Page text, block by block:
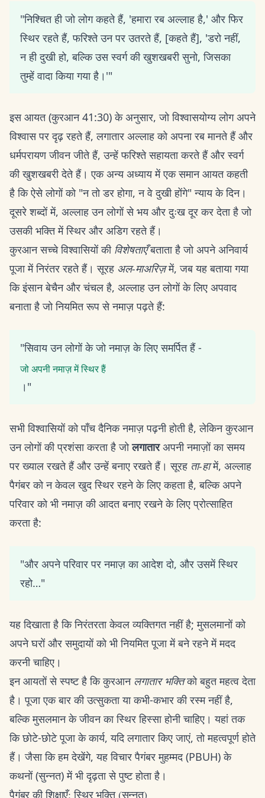
"निश्चित ही जो लोग कहते हैं, 'हमारा रब अल्लाह है,' और फिर
स्थिर रहते हैं, फरिश्ते उन पर उतरते हैं, [कहते हैं], 'डरो नहीं,
न ही दुखी हो, बल्कि उस स्वर्ग की खुशखबरी सुनो, जिसका
तुम्हें वादा किया गया है।'"
इस आयत (कुरआन 41:30) के अनुसार, जो विश्वासयोग्य लोग अपने
विश्वास पर दृढ़ रहते हैं, लगातार अल्लाह को अपना रब मानते हैं और
धर्मपरायण जीवन जीते हैं, उन्हें फरिश्ते सहायता करते हैं और स्वर्ग
की खुशखबरी देते हैं। एक अन्य अध्याय में एक समान आयत कहती
है कि ऐसे लोगों को "न तो डर होगा, न वे दुखी होंगे" न्याय के दिन।
दूसरे शब्दों में, अल्लाह उन लोगों से भय और दुःख दूर कर देता है जो
उसकी भक्ति में स्थिर और अडिग रहते हैं।
कुरआन सच्चे विश्वासियों की विशेषताएँबताता है जो अपने अनिवार्य
पूजा में निरंतर रहते हैं। सूरह अल-माअरिज़में, जब यह बताया गया
कि इंसान बेचैन और चंचल है, अल्लाह उन लोगों के लिए अपवाद
बनाता है जो नियमित रूप से नमाज़ पढ़ते हैं:
"सिवाय उन लोगों के जो नमाज़ के लिए समर्पित हैं -
जो अपनी नमाज़ में स्थिर हैं
।"
सभी विश्वासियों को पाँच दैनिक नमाज़ पढ़नी होती है, लेकिन कुरआन
उन लोगों की प्रशंसा करता है जोलगातारअपनी नमाज़ों का समय
पर ख्याल रखते हैं और उन्हें बनाए रखते हैं। सूरह ता-हामें, अल्लाह
पैगंबर को न केवल खुद स्थिर रहने के लिए कहता है, बल्कि अपने
परिवार को भी नमाज़ की आदत बनाए रखने के लिए प्रोत्साहित
करता है:
"और अपने परिवार पर नमाज़ का आदेश दो, और उसमें स्थिर
रहो…"
यह दिखाता है कि निरंतरता केवल व्यक्तिगत नहीं है; मुसलमानों को
अपने घरों और समुदायों को भी नियमित पूजा में बने रहने में मदद
करनी चाहिए।
इन आयतों से स्पष्ट है कि कुरआन लगातार भक्तिको बहुत महत्व देता
है। पूजा एक बार की उत्सुकता या कभी-कभार की रस्म नहीं है,
बल्कि मुसलमान के जीवन का स्थिर हिस्सा होनी चाहिए। यहां तक
कि छोटे-छोटे पूजा के कार्य, यदि लगातार किए जाएं, तो महत्वपूर्ण होते
हैं। जैसा कि हम देखेंगे, यह विचार पैगंबर मुहम्मद (PBUH) के
कथनों (सुन्नत) में भी दृढ़ता से पुष्ट होता है।
पैगंबर की शिक्षाएँ: स्थिर भक्ति (सुन्नत)